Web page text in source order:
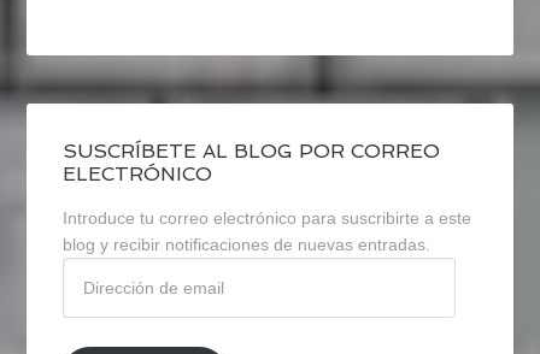
SUSCRÍBETE AL BLOG POR CORREO
ELECTRÓNICO
Introduce tu correo electrónico para suscribirte a este
blog y recibir notificaciones de nuevas entradas.
email